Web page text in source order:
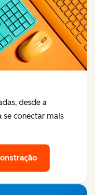
desde a
se conectar mais